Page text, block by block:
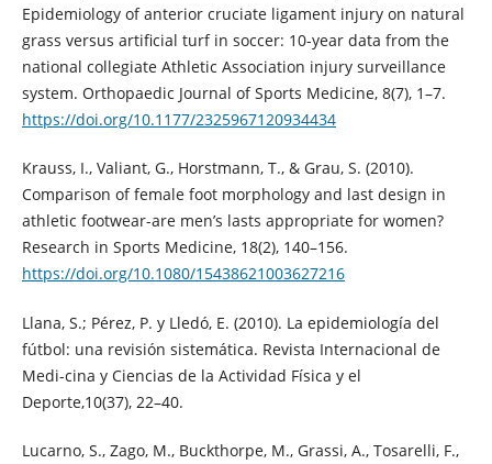
Epidemiology of anterior cruciate ligament injury on natural
grass versus artificial turf in soccer: 10-year data from the
national collegiate Athletic Association injury surveillance
system. Orthopaedic Journal of Sports Medicine, 8(7), 1–7.
https://doi.org/10.1177/2325967120934434
Krauss, I., Valiant, G., Horstmann, T., & Grau, S. (2010).
Comparison of female foot morphology and last design in
athletic footwear-are men’s lasts appropriate for women?
Research in Sports Medicine, 18(2), 140–156.
https://doi.org/10.1080/15438621003627216
Llana, S.; Pérez, P. y Lledó, E. (2010). La epidemiología del
fútbol: una revisión sistemática. Revista Internacional de
Medi-cina y Ciencias de la Actividad Física y el
Deporte,10(37), 22–40.
Lucarno, S., Zago, M., Buckthorpe, M., Grassi, A., Tosarelli, F.,